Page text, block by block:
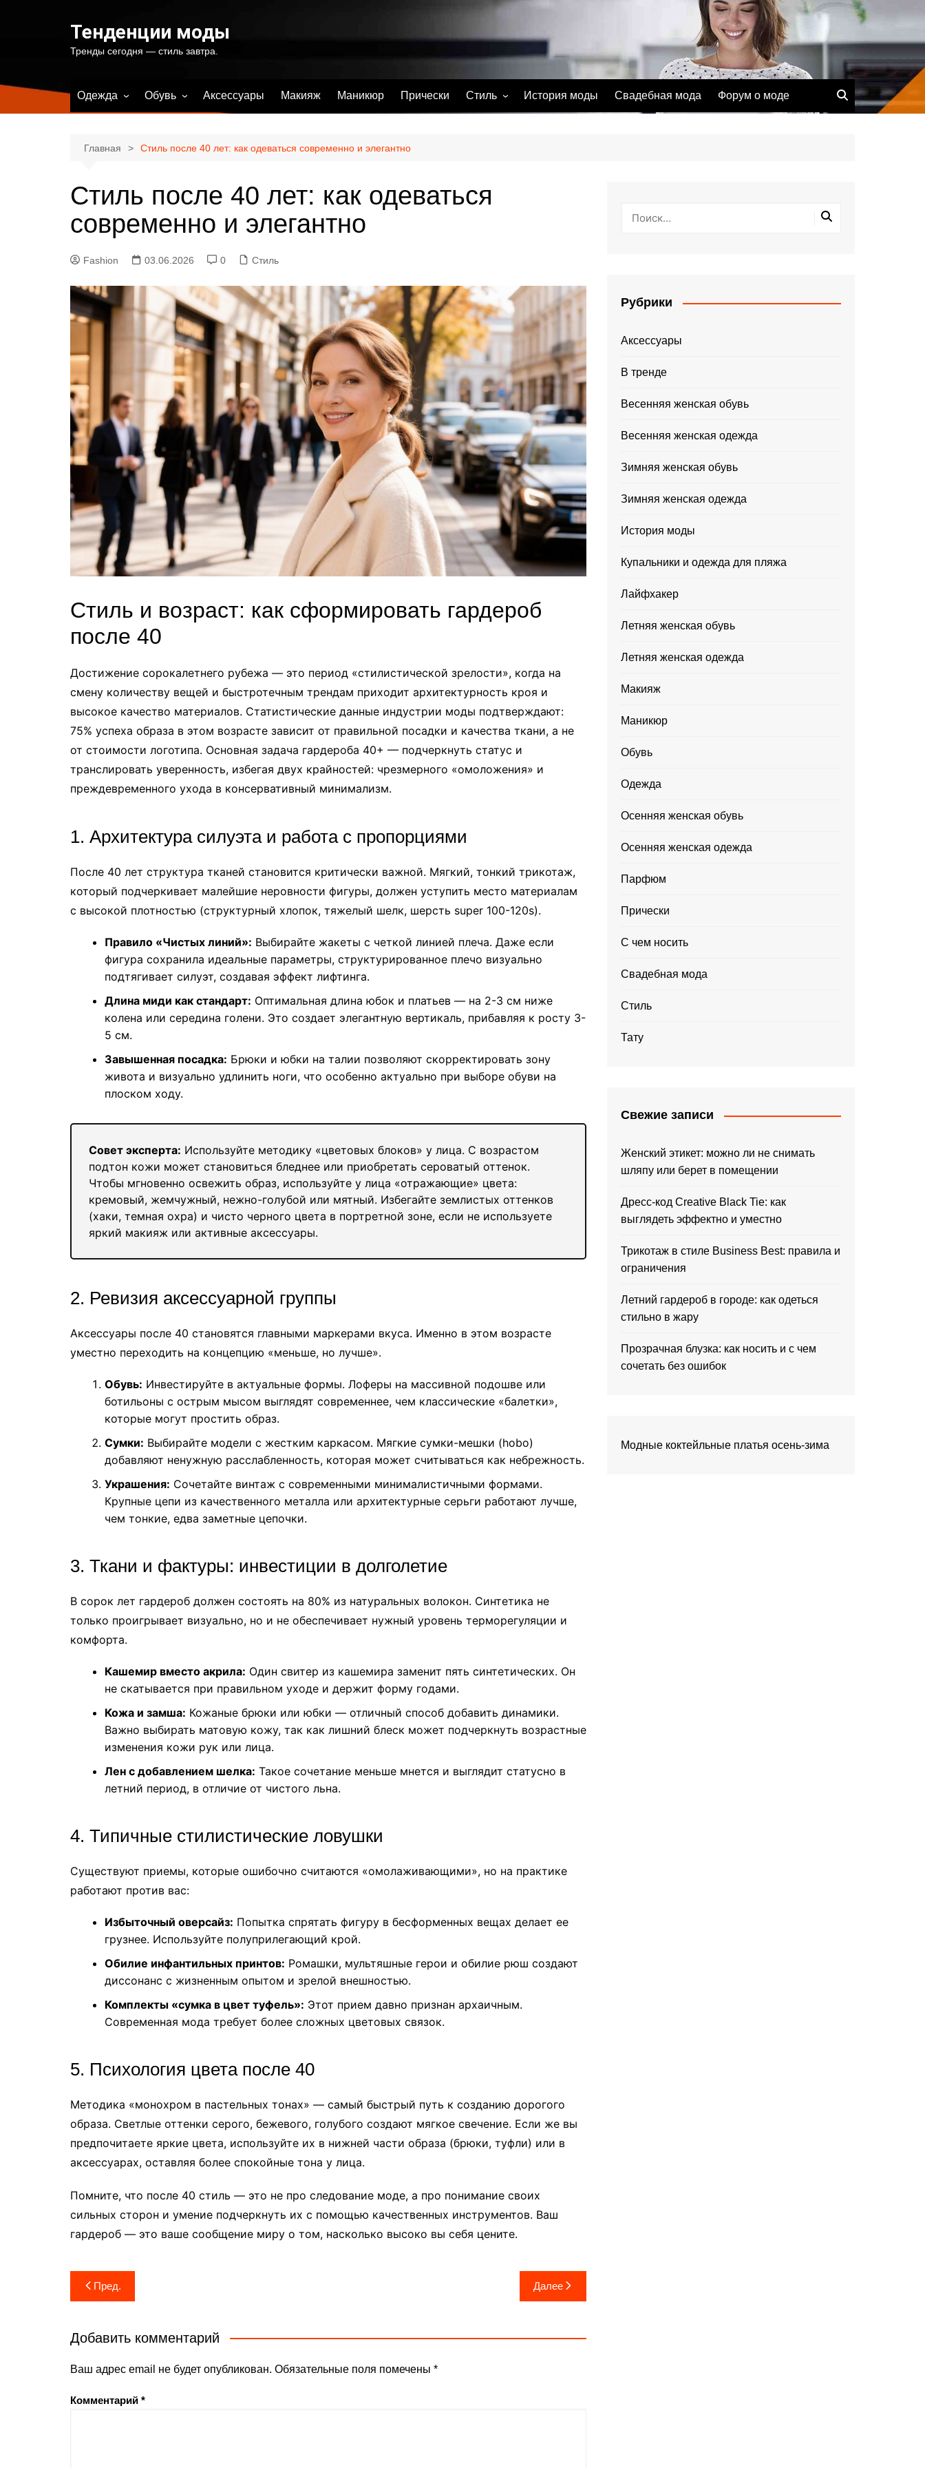
Тенденции моды
Тренды сегодня — стиль завтра.
Одежда
Летняя женская одежда
Зимняя женская одежда
пляжа
Обувь
Летняя женская обувь
Зимняя женская обувь
Аксессуары Макияж Маникюр Прически Стиль История моды Свадебная мода Форум о моде
Главная Стиль после 40 лет: как одеваться современно и элегантно
Стиль после 40 лет: как одеваться
современно и элегантно
Fashion 03.06.2026 0 Стиль
Стиль и возраст: как сформировать гардероб
после 40
Достижение сорокалетнего рубежа — это период «стилистической зрелости», когда на
смену количеству вещей и быстротечным трендам приходит архитектурность кроя и
высокое качество материалов. Статистические данные индустрии моды подтверждают:
75% успеха образа в этом возрасте зависит от правильной посадки и качества ткани, а не
от стоимости логотипа. Основная задача гардероба 40+ — подчеркнуть статус и
транслировать уверенность, избегая двух крайностей: чрезмерного «омоложения» и
преждевременного ухода в консервативный минимализм.
1. Архитектура силуэта и работа с пропорциями
После 40 лет структура тканей становится критически важной. Мягкий, тонкий трикотаж,
который подчеркивает малейшие неровности фигуры, должен уступить место материалам
с высокой плотностью (структурный хлопок, тяжелый шелк, шерсть super 100-120s).
Правило «Чистых линий»: Выбирайте жакеты с четкой линией плеча. Даже если
фигура сохранила идеальные параметры, структурированное плечо визуально
подтягивает силуэт, создавая эффект лифтинга.
Длина миди как стандарт: Оптимальная длина юбок и платьев — на 2-3 см ниже
колена или середина голени. Это создает элегантную вертикаль, прибавляя к росту 3-
5 см.
Завышенная посадка: Брюки и юбки на талии позволяют скорректировать зону
живота и визуально удлинить ноги, что особенно актуально при выборе обуви на
плоском ходу.
Совет эксперта: Используйте методику «цветовых блоков» у лица. С возрастом
подтон кожи может становиться бледнее или приобретать сероватый оттенок.
Чтобы мгновенно освежить образ, используйте у лица «отражающие» цвета:
кремовый, жемчужный, нежно-голубой или мятный. Избегайте землистых оттенков
(хаки, темная охра) и чисто черного цвета в портретной зоне, если не используете
яркий макияж или активные аксессуары.
2. Ревизия аксессуарной группы
Аксессуары после 40 становятся главными маркерами вкуса. Именно в этом возрасте
уместно переходить на концепцию «меньше, но лучше».
Обувь: Инвестируйте в актуальные формы. Лоферы на массивной подошве или
ботильоны с острым мысом выглядят современнее, чем классические «балетки»,
которые могут простить образ.
Сумки: Выбирайте модели с жестким каркасом. Мягкие сумки-мешки (hobo)
добавляют ненужную расслабленность, которая может считываться как небрежность.
Украшения: Сочетайте винтаж с современными минималистичными формами.
Крупные цепи из качественного металла или архитектурные серьги работают лучше,
чем тонкие, едва заметные цепочки.
3. Ткани и фактуры: инвестиции в долголетие
В сорок лет гардероб должен состоять на 80% из натуральных волокон. Синтетика не
только проигрывает визуально, но и не обеспечивает нужный уровень терморегуляции и
комфорта.
Кашемир вместо акрила: Один свитер из кашемира заменит пять синтетических. Он
не скатывается при правильном уходе и держит форму годами.
Кожа и замша: Кожаные брюки или юбки — отличный способ добавить динамики.
Важно выбирать матовую кожу, так как лишний блеск может подчеркнуть возрастные
изменения кожи рук или лица.
Лен с добавлением шелка: Такое сочетание меньше мнется и выглядит статусно в
летний период, в отличие от чистого льна.
4. Типичные стилистические ловушки
Существуют приемы, которые ошибочно считаются «омолаживающими», но на практике
работают против вас:
Избыточный оверсайз: Попытка спрятать фигуру в бесформенных вещах делает ее
грузнее. Используйте полуприлегающий крой.
Обилие инфантильных принтов: Ромашки, мультяшные герои и обилие рюш создают
диссонанс с жизненным опытом и зрелой внешностью.
Комплекты «сумка в цвет туфель»: Этот прием давно признан архаичным.
Современная мода требует более сложных цветовых связок.
5. Психология цвета после 40
Методика «монохром в пастельных тонах» — самый быстрый путь к созданию дорогого
образа. Светлые оттенки серого, бежевого, голубого создают мягкое свечение. Если же вы
предпочитаете яркие цвета, используйте их в нижней части образа (брюки, туфли) или в
аксессуарах, оставляя более спокойные тона у лица.
Помните, что после 40 стиль — это не про следование моде, а про понимание своих
сильных сторон и умение подчеркнуть их с помощью качественных инструментов. Ваш
гардероб — это ваше сообщение миру о том, насколько высоко вы себя цените.
Навигация
по
записям
Пред. Далее
Добавить комментарий
Ваш адрес email не будет опубликован. Обязательные поля помечены *
Комментарий *
Рубрики
Аксессуары
В тренде
Весенняя женская обувь
Весенняя женская одежда
Зимняя женская обувь
Зимняя женская одежда
История моды
Купальники и одежда для пляжа
Лайфхакер
Летняя женская обувь
Летняя женская одежда
Макияж
Маникюр
Обувь
Одежда
Осенняя женская обувь
Осенняя женская одежда
Парфюм
Прически
С чем носить
Свадебная мода
Стиль
Тату
Свежие записи
Женский этикет: можно ли не снимать
шляпу или берет в помещении
Дресс-код Creative Black Tie: как
выглядеть эффектно и уместно
Трикотаж в стиле Business Best: правила и
ограничения
Летний гардероб в городе: как одеться
стильно в жару
Прозрачная блузка: как носить и с чем
сочетать без ошибок
Модные коктейльные платья осень-зима